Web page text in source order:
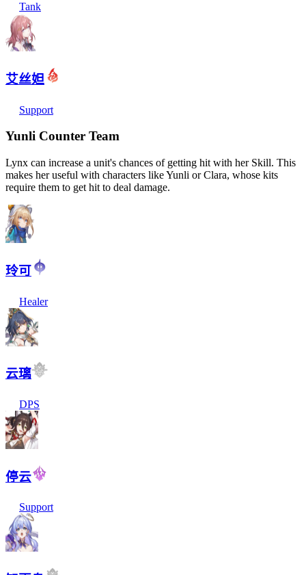
Tank
艾丝妲
Support
Yunli Counter Team
Lynx can increase a unit's chances of getting hit with her Skill. This
makes her useful with characters like Yunli or Clara, whose kits
require them to get hit to deal damage.
玲可
Healer
云璃
DPS
停云
Support